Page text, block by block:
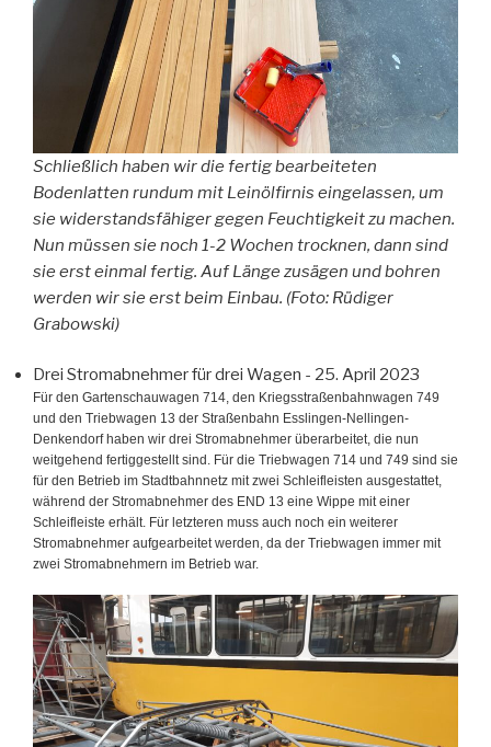
Schließlich haben wir die fertig bearbeiteten
Bodenlatten rundum mit Leinölfirnis eingelassen, um
sie widerstandsfähiger gegen Feuchtigkeit zu machen.
Nun müssen sie noch 1-2 Wochen trocknen, dann sind
sie erst einmal fertig. Auf Länge zusägen und bohren
werden wir sie erst beim Einbau. (Foto: Rüdiger
Grabowski)
Drei Stromabnehmer für drei Wagen - 25. April 2023
Für den Gartenschauwagen 714, den Kriegsstraßenbahnwagen 749
und den Triebwagen 13 der Straßenbahn Esslingen-Nellingen-
Denkendorf haben wir drei Stromabnehmer überarbeitet, die nun
weitgehend fertiggestellt sind. Für die Triebwagen 714 und 749 sind sie
für den Betrieb im Stadtbahnnetz mit zwei Schleifleisten ausgestattet,
während der Stromabnehmer des END 13 eine Wippe mit einer
Schleifleiste erhält. Für letzteren muss auch noch ein weiterer
Stromabnehmer aufgearbeitet werden, da der Triebwagen immer mit
zwei Stromabnehmern im Betrieb war.